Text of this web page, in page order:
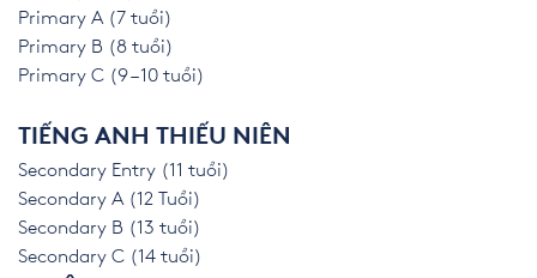
Primary A (7 tuổi)
Primary B (8 tuổi)
Primary C (9 – 10 tuổi)
TIẾNG ANH THIẾU NIÊN
Secondary Entry (11 tuổi)
Secondary A (12 Tuổi)
Secondary B (13 tuổi)
Secondary C (14 tuổi)